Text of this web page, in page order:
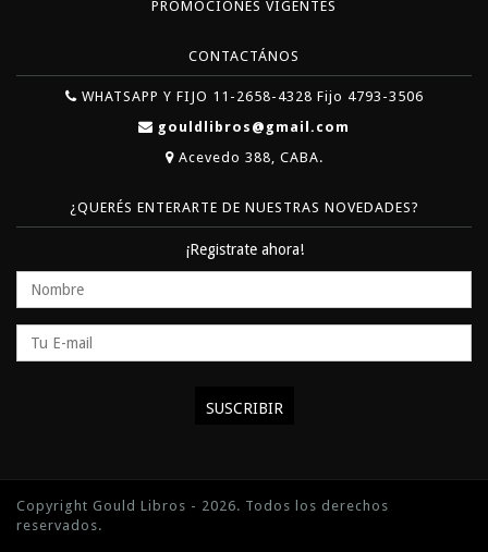
PROMOCIONES VIGENTES
CONTACTÁNOS
WHATSAPP Y FIJO 11-2658-4328 Fijo 4793-3506
gouldlibros@gmail.com
Acevedo 388, CABA.
¿QUERÉS ENTERARTE DE NUESTRAS NOVEDADES?
¡Registrate ahora!
Copyright Gould Libros - 2026. Todos los derechos
reservados.